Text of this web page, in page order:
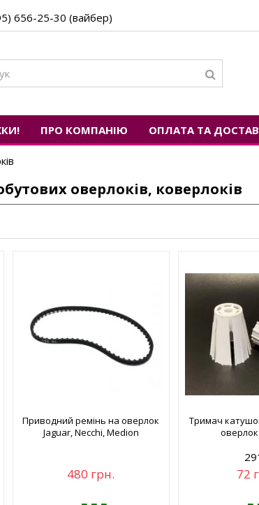
656-25-30 (вайбер)
ПРО КОМПАНІЮ ОПЛАТА ТА
оверлоків, коверлоків
Приводний ремінь на оверлок
Jaguar, Necchi, Medion
480 грн.
Тримач
72